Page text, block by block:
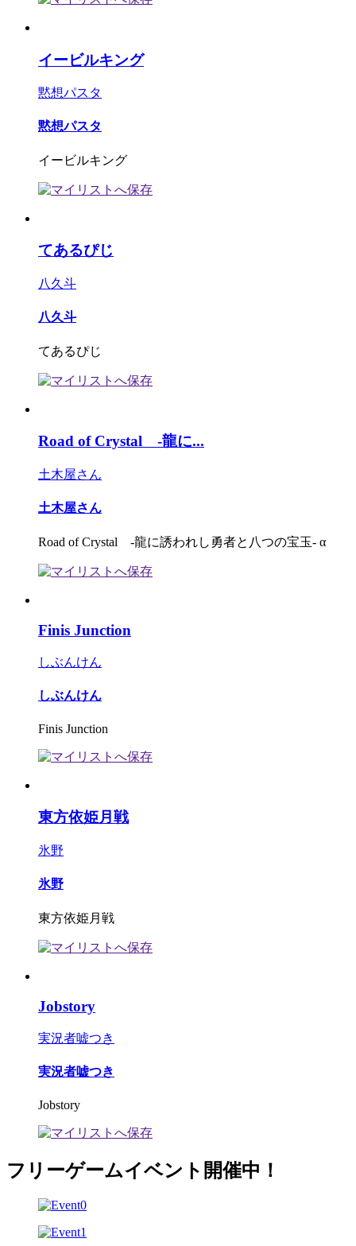
イービルキング
黙想パスタ
黙想パスタ
イービルキング
てあるぴじ
八久斗
八久斗
てあるぴじ
Road of Crystal -龍に...
土木屋さん
土木屋さん
Road of Crystal -龍に誘われし勇者と八つの宝玉‐ α
Finis Junction
しぶんけん
しぶんけん
Finis Junction
東方依姫月戦
氷野
氷野
東方依姫月戦
Jobstory
実況者嘘つき
実況者嘘つき
Jobstory
フリーゲームイベント開催中！